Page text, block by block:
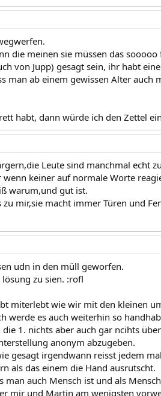
die meinen sie müssen das
von Jupp) gesagt sein, ihr habt
man ab einem gewissen Alter auch
habt, dann würde ich den Zettel
Leute sind manchmal echt
keiner auf normale Worte
warum,und gut ist.
zu mir,sie macht immer Türen und
udn in den müll geworfen.
zu sien. :rofl
miterlebt wie wir mit den kleinen
werde es auch weiterhin so
1. nichts aber auch gar ncihts
anonym abzugeben.
gesagt irgendwann reisst jedem
als das einem die Hand ausrutscht.
auch Mensch ist und als
mir und Martin am wenigsten